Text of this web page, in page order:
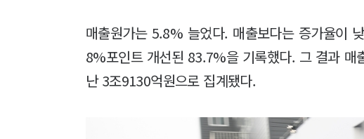
매출원가는 5.8% 늘었다. 매출보다는 증가율이
8%포인트 개선된 83.7%을 기록했다. 그 결과
난 3조9130억원으로 집계됐다.